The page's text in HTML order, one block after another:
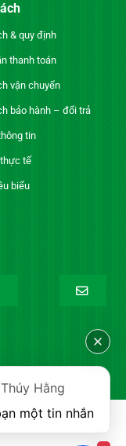
& quy định
thanh toán
vận chuyển
bảo hành – đổi trả
tin
tế
biểu
Hằng
một tin nhắn